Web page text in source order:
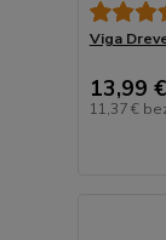
Viga
13,99 €
11,37 €